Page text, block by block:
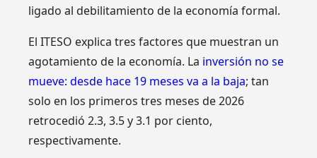
ligado al debilitamiento de la economía formal.
El ITESO explica tres factores que muestran un
agotamiento de la economía. La inversión no se
mueve: desde hace 19 meses va a la baja; tan
solo en los primeros tres meses de 2026
retrocedió 2.3, 3.5 y 3.1 por ciento,
respectivamente.